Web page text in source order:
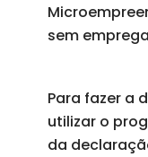
sem
Para fazer a
utilizar o
da